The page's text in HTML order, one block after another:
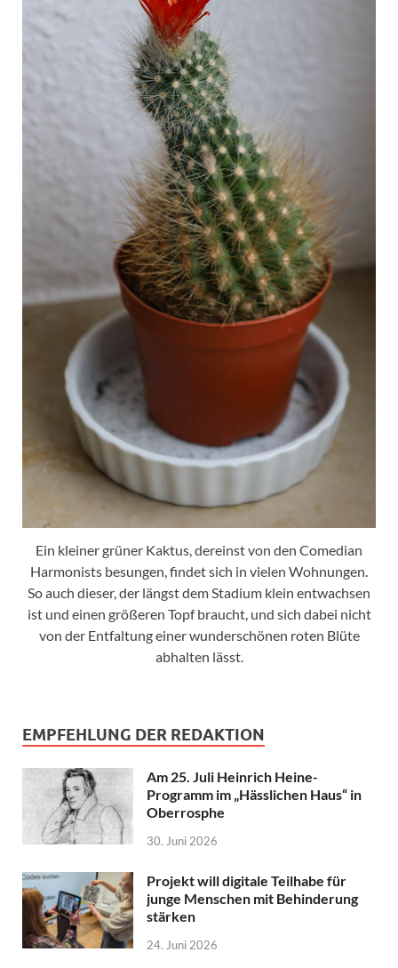
Ein kleiner grüner Kaktus, dereinst von den Comedian
Harmonists besungen, findet sich in vielen Wohnungen.
So auch dieser, der längst dem Stadium klein entwachsen
ist und einen größeren Topf braucht, und sich dabei nicht
von der Entfaltung einer wunderschönen roten Blüte
abhalten lässt.
EMPFEHLUNG DER REDAKTION
Am 25. Juli Heinrich Heine-
Programm im „Hässlichen Haus“ in
Oberrosphe
30. Juni 2026
Projekt will digitale Teilhabe für
junge Menschen mit Behinderung
stärken
24. Juni 2026